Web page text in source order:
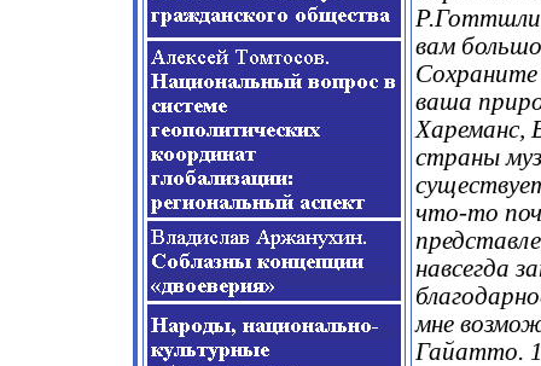
вам
ваша
Хареманс,
страны
что-то
навсегда
мне
Гайатто.